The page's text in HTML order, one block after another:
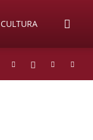
CULTURA